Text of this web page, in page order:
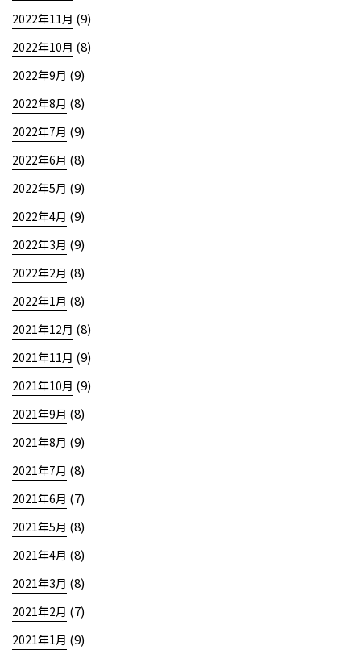
2022年11月 (9)
2022年10月 (8)
2022年9月 (9)
2022年8月 (8)
2022年7月 (9)
2022年6月 (8)
2022年5月 (9)
2022年4月 (9)
2022年3月 (9)
2022年2月 (8)
2022年1月 (8)
2021年12月 (8)
2021年11月 (9)
2021年10月 (9)
2021年9月 (8)
2021年8月 (9)
2021年7月 (8)
2021年6月 (7)
2021年5月 (8)
2021年4月 (8)
2021年3月 (8)
2021年2月 (7)
2021年1月 (9)